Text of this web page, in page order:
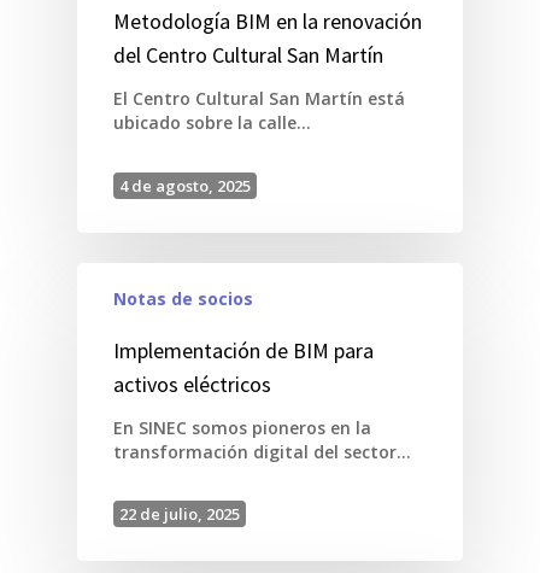
Metodología BIM en la renovación
del Centro Cultural San Martín
El Centro Cultural San Martín está
ubicado sobre la calle…
4 de agosto, 2025
Notas de socios
Implementación de BIM para
activos eléctricos
En SINEC somos pioneros en la
transformación digital del sector…
22 de julio, 2025